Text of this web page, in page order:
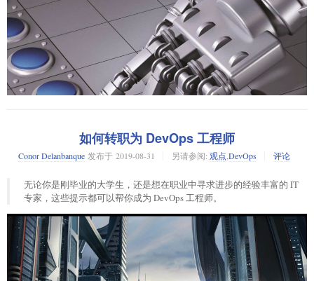
Hexdump 让你毫不费力地得到输出结果，依你所查看文件的尺寸，输出结
果可能会非常多。本文中我们会创建一个 1x1 像素的 PNG 文件。你可以用
图像处理应用如GIMP Mtpaint
来创建该文件，或者也可以在终端内用
ImageMagick
用 ImagiMagick 生成 1x1 像素 PNG 文件的命令如下：
$ convert -size 1x1 canvas:black pixel.png
$ file pixel.png
你可能好奇 file 命令是如何判断文件是什么类型。巧的是，那正是
将要揭示的原理。眼下你可以用你常用的图像查看软件来看看你
的单一像素图片（它看上去就像这样：
），或者你可以用 hexdump 查
看文件内部：
$ hexdump pixel.png
0000000 5089 474e 0a0d 0a1a 0000 0d00 4849 5244
Debian 10 – Ansible 服务器/ 控制节点 – 192.168.1.14
CentOS 7 – Ansible 主机（DB 服务器）– 192.169.1.17
我们还将演示如何使用 Ansible 服务器管理 Linux 服务器
在 Debian 10 Server 上安装 Ansible
如何转职为 DevOps 工程师
Conor Delanbanque 发布于 2019-08-31 另请参阅: 观点 DevOps 评论
无论你是刚毕业的大学生，还是想在职业中寻求进步的经验丰富的 IT
专家，这些提示都可以帮你成为 DevOps 工程师。